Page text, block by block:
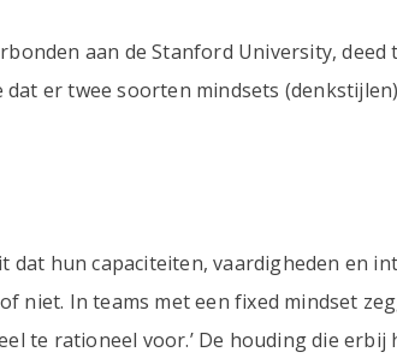
aan de Stanford University,
er twee soorten mindsets
dat hun capaciteiten, vaardigheden en
niet. In teams met een fixed mindset
te rationeel voor.’ De houding die